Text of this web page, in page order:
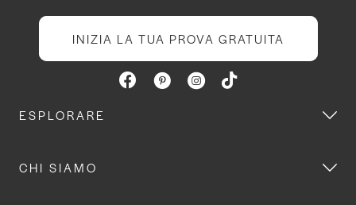
INIZIA LA TUA PROVA GRATUITA
ESPLORARE
CHI SIAMO